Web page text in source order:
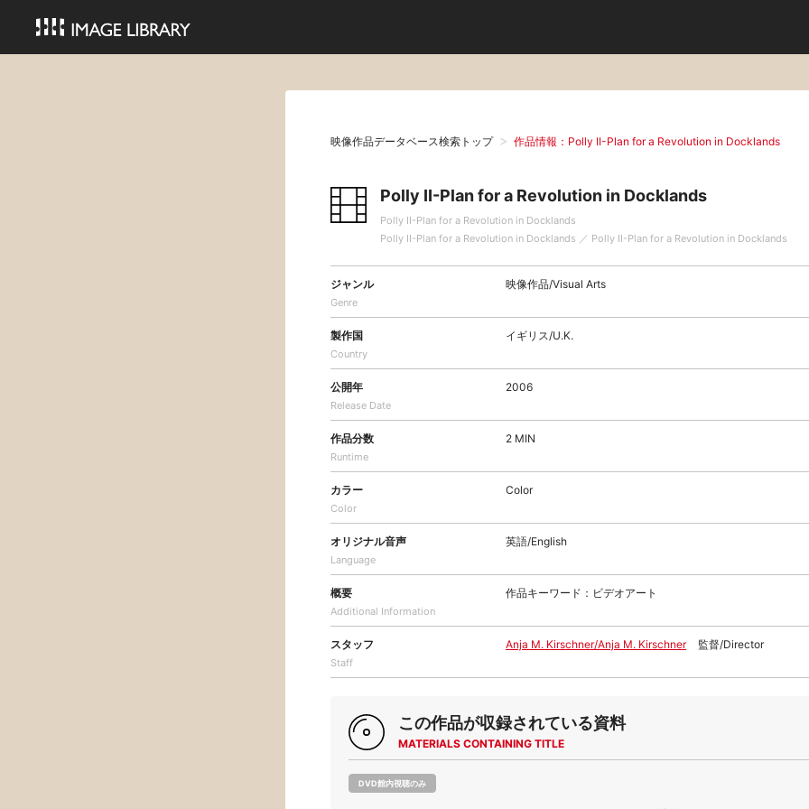
映像作品データベース検索トップ 作品情報：Polly II-Plan for a Revolution in Docklands
Polly II-Plan for a Revolution in Docklands
Polly II-Plan for a Revolution in Docklands
Polly II-Plan for a Revolution in Docklands ／ Polly II-Plan for a Revolution in Docklands
ジャンル
Genre
映像作品/Visual Arts
製作国
Country
イギリス/U.K.
公開年
Release Date
2006
作品分数
Runtime
2 MIN
カラー
Color
Color
オリジナル音声
Language
英語/English
概要
Additional Information
作品キーワード：ビデオアート
スタッフ
Staff
Anja M. Kirschner/Anja M. Kirschner 監督/Director
この作品が収録されている資料
MATERIALS CONTAINING TITLE
DVD館内視聴のみ